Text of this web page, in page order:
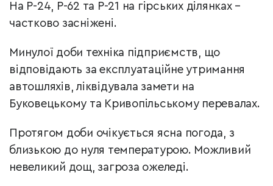
На Р-24, Р-62 та Р-21 на гірських ділянках –
частково засніжені.
Минулої доби техніка підприємств, що
відповідають за експлуатаційне утримання
автошляхів, ліквідувала замети на
Буковецькому та Кривопільському перевалах.
Протягом доби очікується ясна погода, з
близькою до нуля температурою. Можливий
невеликий дощ, загроза ожеледі.